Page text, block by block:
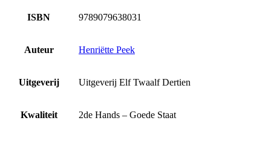
ISBN 9789079638031
Auteur Henriëtte Peek
Uitgeverij Uitgeverij Elf Twaalf Dertien
Kwaliteit 2de Hands – Goede Staat